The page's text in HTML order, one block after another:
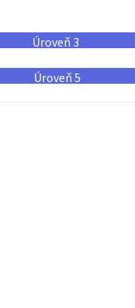
Úroveň 3
Úroveň 5